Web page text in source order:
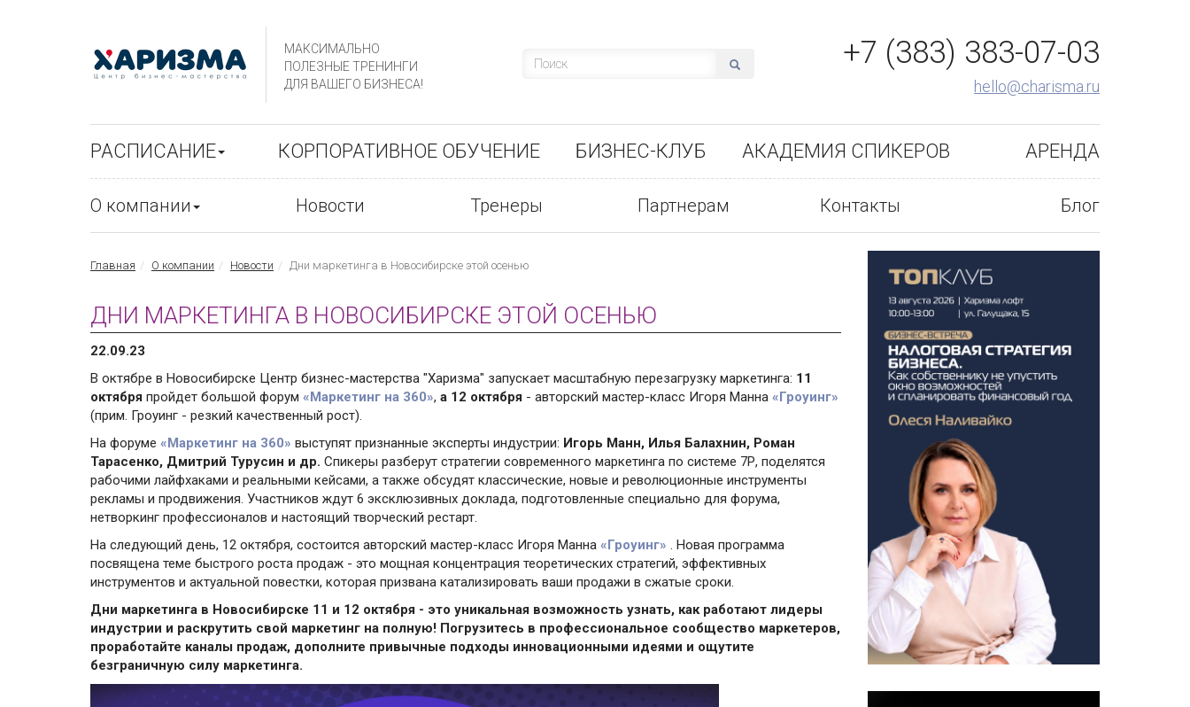
МАКСИМАЛЬНО
ПОЛЕЗНЫЕ ТРЕНИНГИ
ДЛЯ ВАШЕГО БИЗНЕСА!
+7 (383) 383-07-03
hello@charisma.ru
РАСПИСАНИЕ КОРПОРАТИВНОЕ ОБУЧЕНИЕ БИЗНЕС-КЛУБ АКАДЕМИЯ СПИКЕРОВ АРЕНДА
О компании Новости Тренеры Партнерам Контакты Блог
Главная О компании Новости Дни маркетинга в Новосибирске этой осенью
ДНИ МАРКЕТИНГА В НОВОСИБИРСКЕ ЭТОЙ ОСЕНЬЮ
22.09.23
В октябре в Новосибирске Центр бизнес-мастерства "Харизма" запускает масштабную перезагрузку маркетинга: 11
октября пройдет большой форум «Маркетинг на 360», а 12 октября - авторский мастер-класс Игоря Манна «Гроуинг»
(прим. Гроуинг - резкий качественный рост).
На форуме «Маркетинг на 360» выступят признанные эксперты индустрии: Игорь Манн, Илья Балахнин, Роман
Тарасенко, Дмитрий Турусин и др. Спикеры разберут стратегии современного маркетинга по системе 7Р, поделятся
рабочими лайфхаками и реальными кейсами, а также обсудят классические, новые и революционные инструменты
рекламы и продвижения. Участников ждут 6 эксклюзивных доклада, подготовленные специально для форума,
нетворкинг профессионалов и настоящий творческий рестарт.
На следующий день, 12 октября, состоится авторский мастер-класс Игоря Манна «Гроуинг» . Новая программа
посвящена теме быстрого роста продаж - это мощная концентрация теоретических стратегий, эффективных
инструментов и актуальной повестки, которая призвана катализировать ваши продажи в сжатые сроки.
Дни маркетинга в Новосибирске 11 и 12 октября - это уникальная возможность узнать, как работают лидеры
индустрии и раскрутить свой маркетинг на полную! Погрузитесь в профессиональное сообщество маркетеров,
проработайте каналы продаж, дополните привычные подходы инновационными идеями и ощутите
безграничную силу маркетинга.